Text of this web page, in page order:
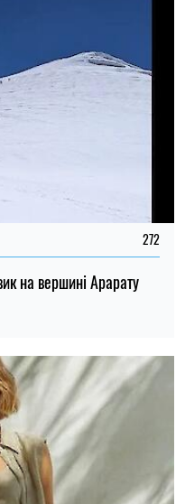
283
назвали тканини, які
температури